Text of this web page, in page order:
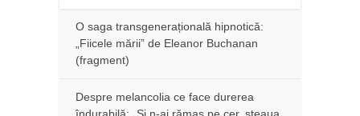
O saga transgenerațională hipnotică:
„Fiicele mării” de Eleanor Buchanan
(fragment)
Despre melancolia ce face durerea